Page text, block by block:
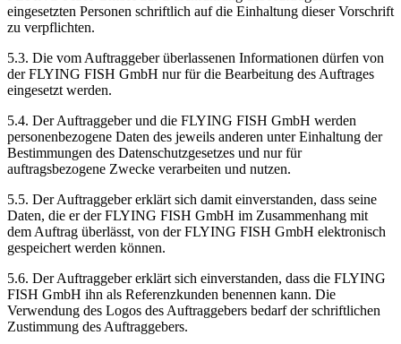
eingesetzten Personen schriftlich auf die Einhaltung dieser Vorschrift
zu verpflichten.
5.3. Die vom Auftraggeber überlassenen Informationen dürfen von
der FLYING FISH GmbH nur für die Bearbeitung des Auftrages
eingesetzt werden.
5.4. Der Auftraggeber und die FLYING FISH GmbH werden
personenbezogene Daten des jeweils anderen unter Einhaltung der
Bestimmungen des Datenschutzgesetzes und nur für
auftragsbezogene Zwecke verarbeiten und nutzen.
5.5. Der Auftraggeber erklärt sich damit einverstanden, dass seine
Daten, die er der FLYING FISH GmbH im Zusammenhang mit
dem Auftrag überlässt, von der FLYING FISH GmbH elektronisch
gespeichert werden können.
5.6. Der Auftraggeber erklärt sich einverstanden, dass die FLYING
FISH GmbH ihn als Referenzkunden benennen kann. Die
Verwendung des Logos des Auftraggebers bedarf der schriftlichen
Zustimmung des Auftraggebers.